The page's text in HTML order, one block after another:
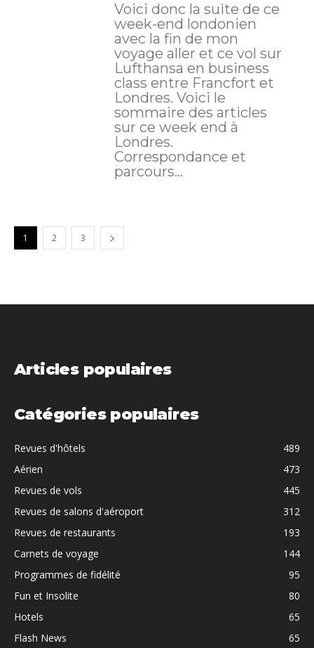
Voici donc la suite de ce
week-end londonien
avec la fin de mon
voyage aller et ce vol sur
Lufthansa en business
class entre Francfort et
Londres. Voici le
sommaire des articles
sur ce week end à
Londres.
Correspondance et
parcours...
1 2 3
Articles populaires
Catégories populaires
Revues d'hôtels
489
Aérien
473
Revues de vols
445
Revues de salons d'aéroport
312
Revues de restaurants
193
Carnets de voyage
144
Programmes de fidélité
95
Fun et Insolite
80
Hotels
65
Flash News
65